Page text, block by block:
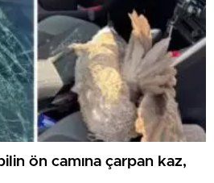
ön camına çarpan kaz,